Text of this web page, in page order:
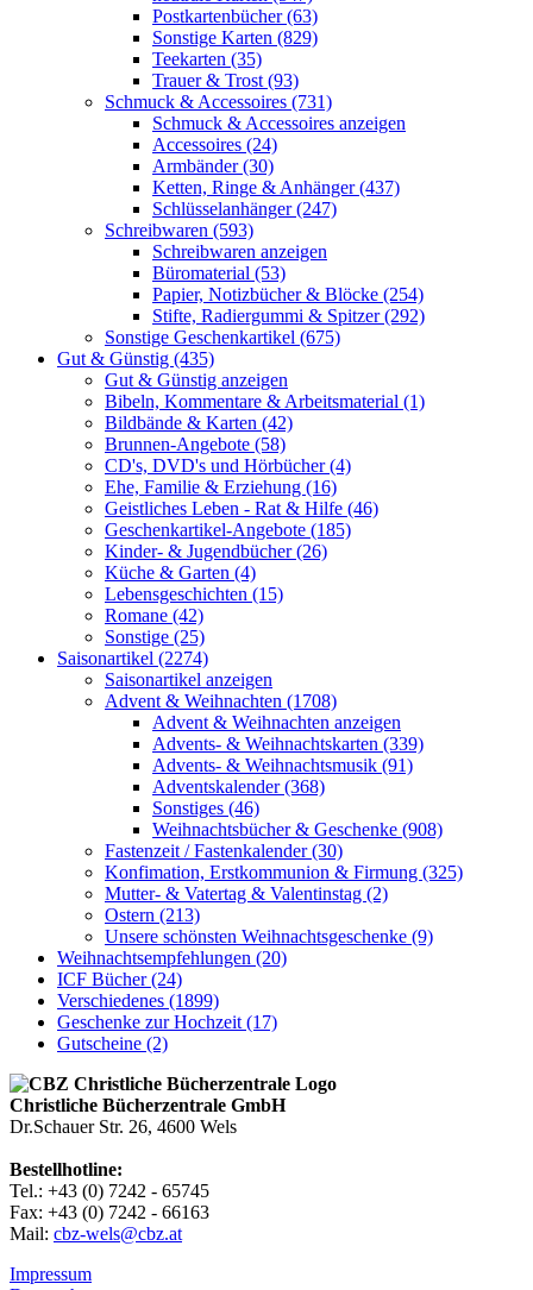
Postkartenbücher (63)
Sonstige Karten (829)
Teekarten (35)
Trauer & Trost (93)
Schmuck & Accessoires (731)
Schmuck & Accessoires anzeigen
Accessoires (24)
Armbänder (30)
Ketten, Ringe & Anhänger (437)
Schlüsselanhänger (247)
Schreibwaren (593)
Schreibwaren anzeigen
Büromaterial (53)
Papier, Notizbücher & Blöcke (254)
Stifte, Radiergummi & Spitzer (292)
Sonstige Geschenkartikel (675)
Gut & Günstig (435)
Gut & Günstig anzeigen
Bibeln, Kommentare & Arbeitsmaterial (1)
Bildbände & Karten (42)
Brunnen-Angebote (58)
CD's, DVD's und Hörbücher (4)
Ehe, Familie & Erziehung (16)
Geistliches Leben - Rat & Hilfe (46)
Geschenkartikel-Angebote (185)
Kinder- & Jugendbücher (26)
Küche & Garten (4)
Lebensgeschichten (15)
Romane (42)
Sonstige (25)
Saisonartikel (2274)
Saisonartikel anzeigen
Advent & Weihnachten (1708)
Advent & Weihnachten anzeigen
Advents- & Weihnachtskarten (339)
Advents- & Weihnachtsmusik (91)
Adventskalender (368)
Sonstiges (46)
Weihnachtsbücher & Geschenke (908)
Fastenzeit / Fastenkalender (30)
Konfimation, Erstkommunion & Firmung (325)
Mutter- & Vatertag & Valentinstag (2)
Ostern (213)
Unsere schönsten Weihnachtsgeschenke (9)
Weihnachtsempfehlungen (20)
ICF Bücher (24)
Verschiedenes (1899)
Geschenke zur Hochzeit (17)
Gutscheine (2)
Christliche Bücherzentrale GmbH
Dr.Schauer Str. 26, 4600 Wels
Bestellhotline:
Tel.: +43 (0) 7242 - 65745
Fax: +43 (0) 7242 - 66163
Mail: cbz-wels@cbz.at
Impressum